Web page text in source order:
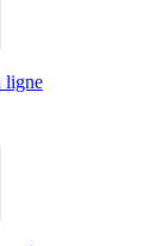
ligne